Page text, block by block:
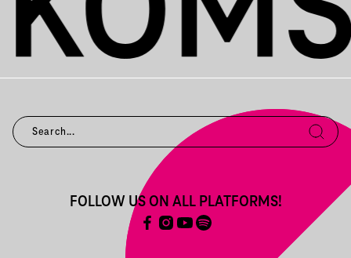
FOLLOW US ON ALL PLATFORMS!